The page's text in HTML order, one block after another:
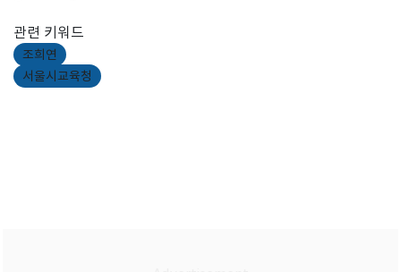
관련 키워드
조희연
서울시교육청